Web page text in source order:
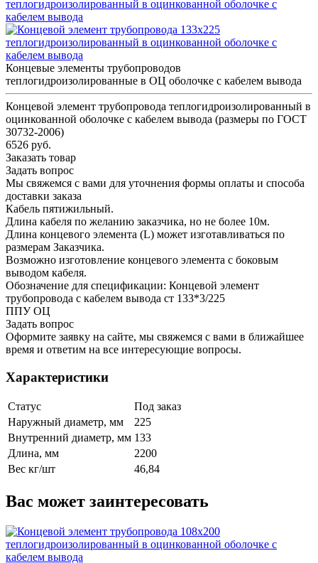
Концевые элементы трубопроводов
теплогидроизолированные в ОЦ оболочке с кабелем вывода
Концевой элемент трубопровода теплогидроизолированный в
оцинкованной оболочке с кабелем вывода (размеры по ГОСТ
30732-2006)
6526 руб.
Заказать товар
Задать вопрос
Мы свяжемся с вами для уточнения формы оплаты и способа
доставки заказа
Кабель пятижильный.
Длина кабеля по желанию заказчика, но не более 10м.
Длина концевого элемента (L) может изготавливаться по
размерам Заказчика.
Возможно изготовление концевого элемента с боковым
выводом кабеля.
Обозначение для спецификации: Концевой элемент
трубопровода с кабелем вывода ст 133*3/225
ППУ ОЦ
Задать вопрос
Оформите заявку на сайте, мы свяжемся с вами в ближайшее
время и ответим на все интересующие вопросы.
Характеристики
Статус
Под заказ
Наружный диаметр, мм
225
Внутренний диаметр, мм 133
Длина, мм
2200
Вес кг/шт
46,84
Вас может заинтересовать